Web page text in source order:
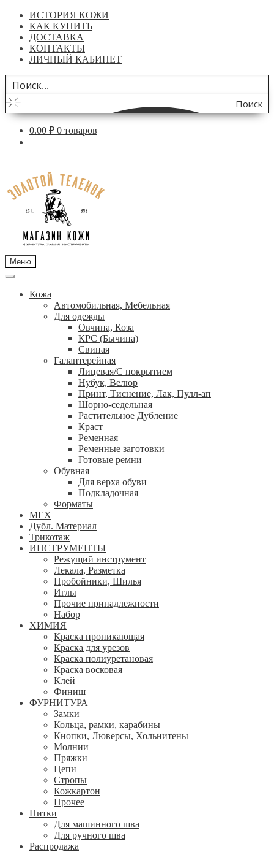
ИСТОРИЯ КОЖИ
КАК КУПИТЬ
ДОСТАВКА
КОНТАКТЫ
ЛИЧНЫЙ КАБИНЕТ
Поиск
по
0.00 ₽ 0 товаров
навигации
содержимому
Меню
Кожа
Автомобильная, Мебельная
Для одежды
Овчина, Коза
КРС (Бычина)
Свиная
Галантерейная
Лицевая/С покрытием
Нубук, Велюр
Принт, Тиснение, Лак, Пулл-ап
Шорно-седельная
Растительное Дубление
Краст
Ременная
Ременные заготовки
Готовые ремни
Обувная
Для верха обуви
Подкладочная
Форматы
МЕХ
Дубл. Материал
Трикотаж
ИНСТРУМЕНТЫ
Режущий инструмент
Лекала, Разметка
Пробойники, Шилья
Иглы
Прочие принадлежности
Набор
ХИМИЯ
Краска проникающая
Краска для урезов
Краска полиуретановая
Краска восковая
Клей
Финиш
ФУРНИТУРА
Замки
Кольца, рамки, карабины
Кнопки, Люверсы, Хольнитены
Молнии
Пряжки
Цепи
Стропы
Кожкартон
Прочее
Нитки
Для машинного шва
Для ручного шва
Распродажа